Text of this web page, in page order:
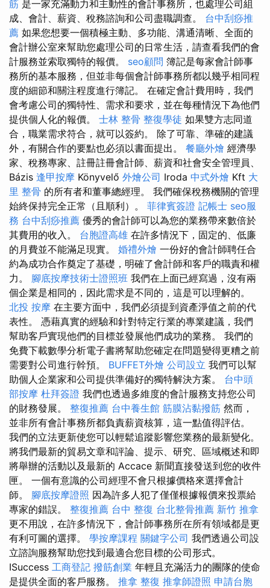
筋 是一家充滿動力和主動性的會計事務所，也處理公司組
成、會計、薪資、稅務諮詢和公司盡職調查。 台中刮痧推
薦 如果您想要一個積極主動、多功能、溝通清晰、全面的
會計辦公室來幫助您處理公司的日常生活，請查看我們的會
計服務並索取獨特的報價。 seo顧問 簿記是每家會計師事
務所的基本服務，但並非每個會計師事務所都以幾乎相同程
度的細節和關注程度進行簿記。 在確定會計費用時，我們
會考慮公司的獨特性、需求和要求，並在每種情況下為他們
提供個人化的報價。 士林 整骨 整復學徒 如果雙方志同道
合，職業需求符合，就可以簽約。 除了可靠、準確的建議
外，有關合作的要點也必須以書面提出。 餐廳外燴 經濟學
家、稅務專家、註冊註冊會計師、薪資和社會安全管理員、
Bázis 逢甲按摩 Könyvelő 外燴公司 Iroda 中式外燴 Kft 大
里 整骨 的所有者和董事總經理。 我們確保稅務機關的管理
始終保持完全正常（且順利）。 菲律賓簽證 記帳士 seo服
務 台中刮痧推薦 優秀的會計師可以為您的業務帶來數倍於
其費用的收入。 台胞證高雄 在許多情況下，固定的、低廉
的月費並不能滿足現實。 婚禮外燴 一份好的會計師聘任合
約為成功合作奠定了基礎，明確了會計師和客戶的職責和權
力。 腳底按摩技術士證照班 我們在上面已經寫過，沒有兩
個企業是相同的，因此需求是不同的，這是可以理解的。
北投 按摩 在主要方面中，我們必須提到資產淨值之前的代
表性。 憑藉真實的經驗和針對特定行業的專業建議，我們
幫助客戶實現他們的目標並發展他們成功的業務。 我們的
免費下載數學分析電子書將幫助您確定在問題變得更糟之前
需要對公司進行幹預。 BUFFET外燴 公司設立 我們可以幫
助個人企業家和公司提供準備好的獨特解決方案。 台中頭
部按摩 杜拜簽證 我們也透過多維度的會計服務支持您公司
的財務發展。 整復推薦 台中養生館 筋膜沾黏撥筋 然而，
並非所有會計事務所都負責薪資核算，這一點值得評估。
我們的立法更新使您可以輕鬆追蹤影響您業務的最新變化。
將我們最新的貿易文章和評論、提示、研究、區域概述和即
將舉辦的活動以及最新的 Accace 新聞直接發送到您的收件
匣。 一個有意識的公司經理不會只根據價格來選擇會計
師。 腳底按摩證照 因為許多人犯了僅僅根據報價來投票給
專家的錯誤。 整復推薦 台中 整復 台北整骨推薦 新竹 推拿
更不用說，在許多情況下，會計師事務所在所有領域都是更
有利可圖的選擇。 學按摩課程 關鍵字公司 我們透過公司設
立諮詢服務幫助您找到最適合您目標的公司形式。
ISuccess 工商登記 撥筋創業 年輕且充滿活力的團隊的使命
是提供全面的客戶服務。 推拿 整復 推拿師證照 申請台胞